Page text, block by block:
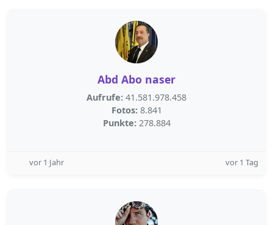
Abd Abo naser
Aufrufe: 41.581.978.458
Fotos: 8.841
Punkte: 278.884
vor 1 Jahr vor 1 Tag